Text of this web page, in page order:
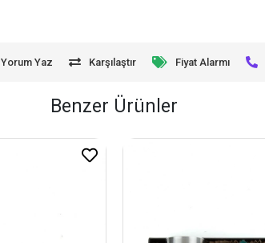
Yorum Yaz Karşılaştır Fiyat Alarmı
Benzer Ürünler